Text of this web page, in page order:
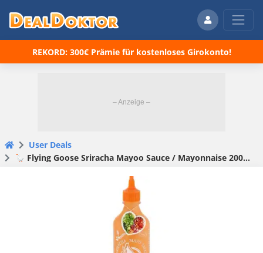
REKORD: 300€ Prämie für kostenloses Girokonto!
User Deals
🪿 Flying Goose Sriracha Mayoo Sauce / Mayonnaise 200ml für 1,74€ (statt 3,27€)